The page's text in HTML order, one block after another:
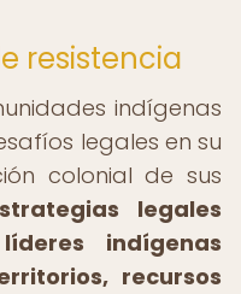
resistencia
indígenas
legales en su
colonial de sus
legales
indígenas
recursos